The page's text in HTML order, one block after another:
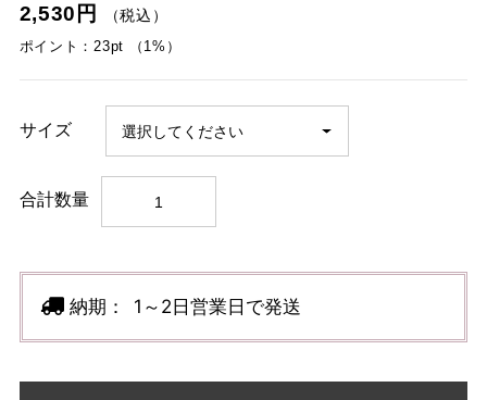
2,530円
（税込）
ポイント：23pt （1%）
サイズ
合計数量
納期： 1～2日営業日で発送